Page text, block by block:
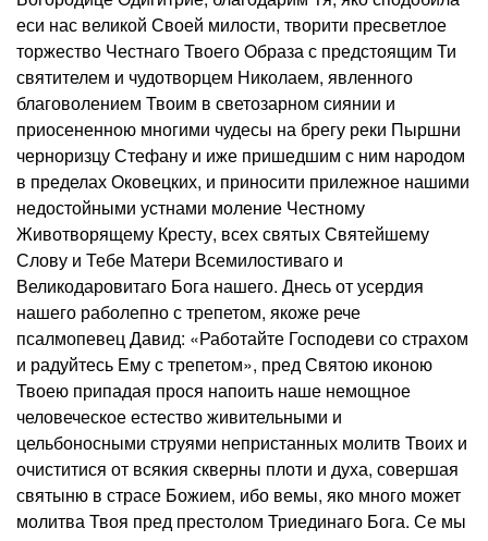
еси нас великой Своей милости, творити пресветлое
торжество Честнаго Твоего Образа с предстоящим Ти
святителем и чудотворцем Николаем, явленного
благоволением Твоим в светозарном сиянии и
приосененною многими чудесы на брегу реки Пыршни
черноризцу Стефану и иже пришедшим с ним народом
в пределах Оковецких, и приносити прилежное нашими
недостойными устнами моление Честному
Животворящему Кресту, всех святых Святейшему
Слову и Тебе Матери Всемилостиваго и
Великодаровитаго Бога нашего. Днесь от усердия
нашего раболепно с трепетом, якоже рече
псалмопевец Давид: «Работайте Господеви со страхом
и радуйтесь Ему с трепетом», пред Святою иконою
Твоею припадая прося напоить наше немощное
человеческое естество живительными и
цельбоносными струями непристанных молитв Твоих и
очиститися от всякия скверны плоти и духа, совершая
святыню в страсе Божием, ибо вемы, яко много может
молитва Твоя пред престолом Триединаго Бога. Се мы